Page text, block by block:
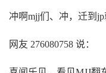
冲啊mjj们、冲，迁到
网友 276080758 说：